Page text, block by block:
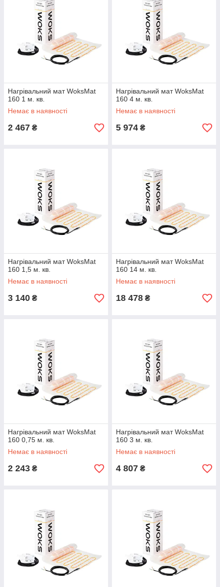
Нагрівальний мат WoksMat
160 1 м. кв.
Немає в наявності
2 467 ₴
Нагрівальний мат WoksMat
160 4 м. кв.
Немає в наявності
5 974 ₴
Нагрівальний мат WoksMat
160 1,5 м. кв.
Немає в наявності
3 140 ₴
Нагрівальний мат WoksMat
160 14 м. кв.
Немає в наявності
18 478 ₴
Нагрівальний мат WoksMat
160 0,75 м. кв.
Немає в наявності
2 243 ₴
Нагрівальний мат WoksMat
160 3 м. кв.
Немає в наявності
4 807 ₴